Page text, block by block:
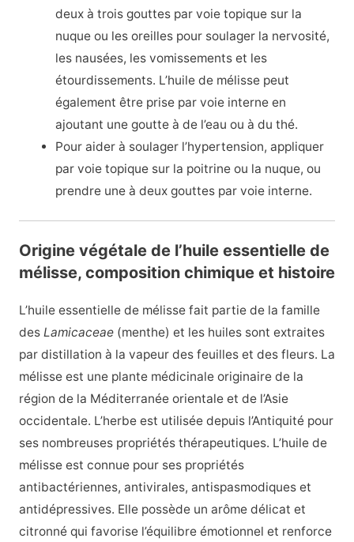
deux à trois gouttes par voie topique sur la
nuque ou les oreilles pour soulager la nervosité,
les nausées, les vomissements et les
étourdissements. L’huile de mélisse peut
également être prise par voie interne en
ajoutant une goutte à de l’eau ou à du thé.
Pour aider à soulager l’hypertension, appliquer
par voie topique sur la poitrine ou la nuque, ou
prendre une à deux gouttes par voie interne.
Origine végétale de l’huile essentielle de
mélisse, composition chimique et histoire
L’huile essentielle de mélisse fait partie de la famille
des Lamicaceae(menthe) et les huiles sont extraites
par distillation à la vapeur des feuilles et des fleurs. La
mélisse est une plante médicinale originaire de la
région de la Méditerranée orientale et de l’Asie
occidentale. L’herbe est utilisée depuis l’Antiquité pour
ses nombreuses propriétés thérapeutiques. L’huile de
mélisse est connue pour ses propriétés
antibactériennes, antivirales, antispasmodiques et
antidépressives. Elle possède un arôme délicat et
citronné qui favorise l’équilibre émotionnel et renforce